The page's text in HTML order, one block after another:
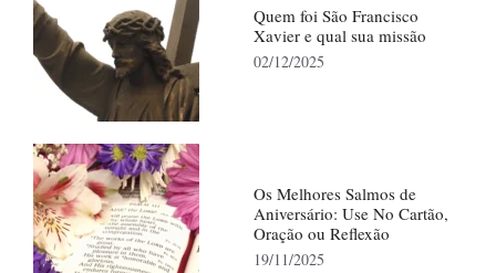
Quem foi São Francisco
Xavier e qual sua missão
02/12/2025
Os Melhores Salmos de
Aniversário: Use No Cartão,
Oração ou Reflexão
19/11/2025